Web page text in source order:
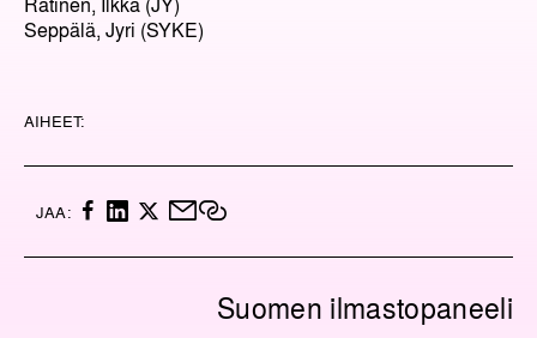
Seppälä, Jyri (SYKE)
AIHEET:
JAA:
F
C
L
N
X
M
I
K
P
O
I
Suomen ilmastopaneeli